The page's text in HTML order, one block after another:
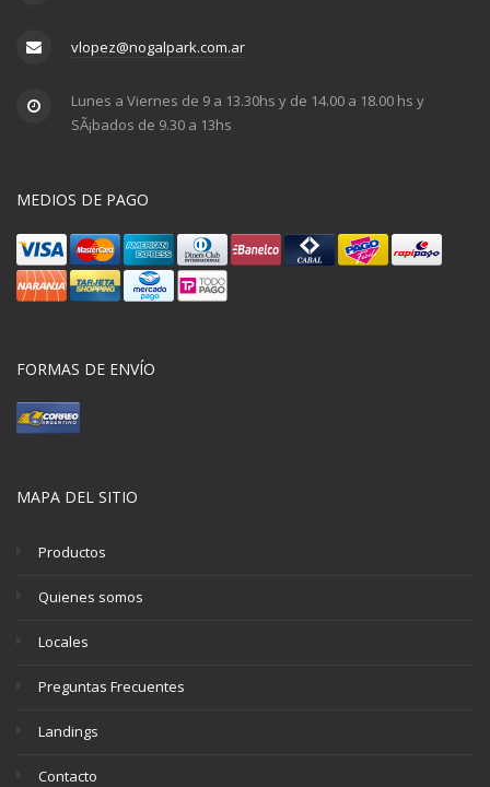
vlopez@nogalpark.com.ar
Lunes a Viernes de 9 a 13.30hs y de 14.00 a 18.00 hs y
SÃ¡bados de 9.30 a 13hs
MEDIOS DE PAGO
FORMAS DE ENVÍO
MAPA DEL SITIO
Productos
Quienes somos
Locales
Preguntas Frecuentes
Landings
Contacto